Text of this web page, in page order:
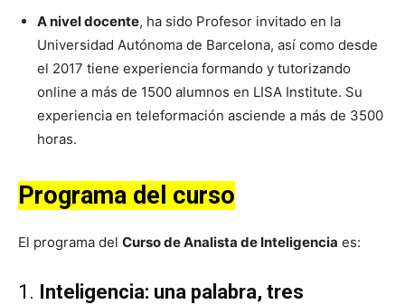
A nivel docente, ha sido Profesor invitado en la
Universidad Autónoma de Barcelona, así como desde
el 2017 tiene experiencia formando y tutorizando
online a más de 1500 alumnos en LISA Institute. Su
experiencia en teleformación asciende a más de 3500
horas.
Programa del curso
El programa del Curso de Analista de Inteligencia es:
1. Inteligencia: una palabra, tres